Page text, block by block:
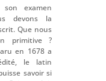
examen
devons la
Que nous
primitive ?
en 1678 a
le latin
savoir si